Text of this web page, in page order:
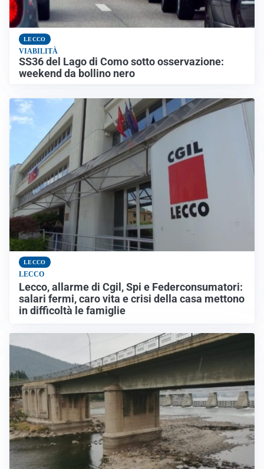
LECCO
VIABILITÀ
SS36 del Lago di Como sotto osservazione:
weekend da bollino nero
LECCO
LECCO
Lecco, allarme di Cgil, Spi e Federconsumatori:
salari fermi, caro vita e crisi della casa mettono
in difficoltà le famiglie